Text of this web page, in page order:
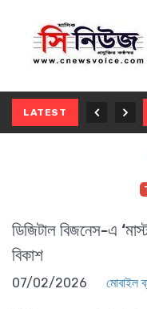
LATEST
ডিজিটাল বিজনেস-এ
বিকাশ
07/02/2026 মোবাইল